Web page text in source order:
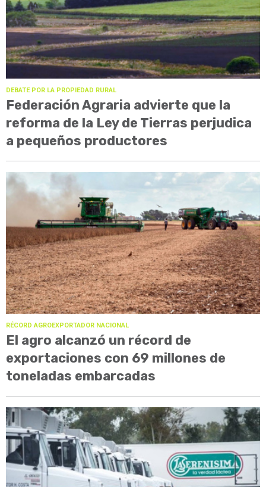
DEBATE POR LA PROPIEDAD RURAL
Federación Agraria advierte que la
reforma de la Ley de Tierras perjudica
a pequeños productores
RÉCORD AGROEXPORTADOR NACIONAL
El agro alcanzó un récord de
exportaciones con 69 millones de
toneladas embarcadas